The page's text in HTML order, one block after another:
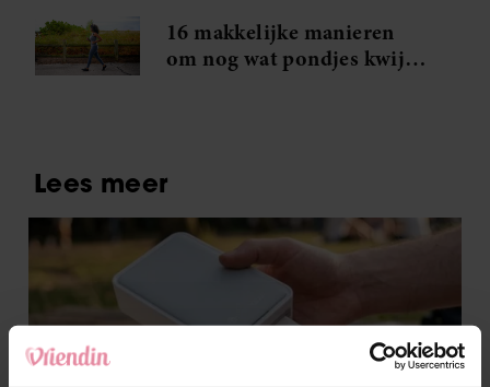
16 makkelijke manieren
om nog wat pondjes kwijt